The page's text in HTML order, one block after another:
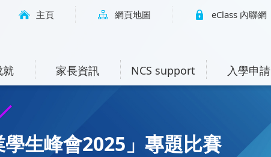
主頁 網頁地圖 eClass 內聯網
就 家長資訊 NCS support 入學申請
生峰會2025」專題比賽